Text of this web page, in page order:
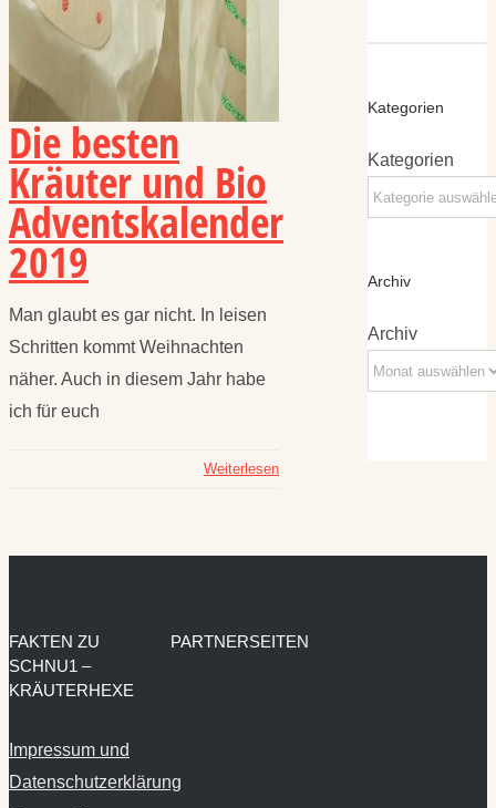
Die besten
Kräuter und Bio
Adventskalender
2019
Man glaubt es gar nicht. In leisen
Schritten kommt Weihnachten
näher. Auch in diesem Jahr habe
ich für euch
Weiterlesen
Kategorien
Kategorien
Archiv
Archiv
FAKTEN ZU
SCHNU1 –
KRÄUTERHEXE
Impressum und
Datenschutzerklärung
PARTNERSEITEN